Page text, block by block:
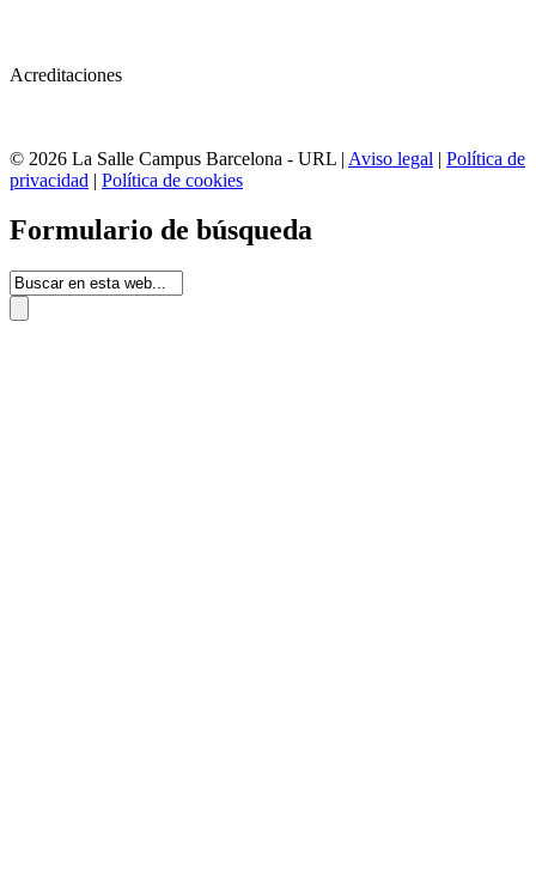
Acreditaciones
© 2026 La Salle Campus Barcelona - URL | Aviso legal | Política de
privacidad | Política de cookies
Formulario de búsqueda